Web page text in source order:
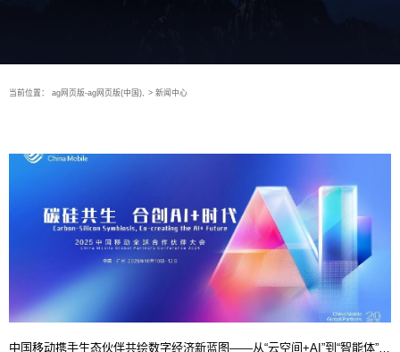
当前位置： ag网页版-ag网页版(中国), > 新闻中心